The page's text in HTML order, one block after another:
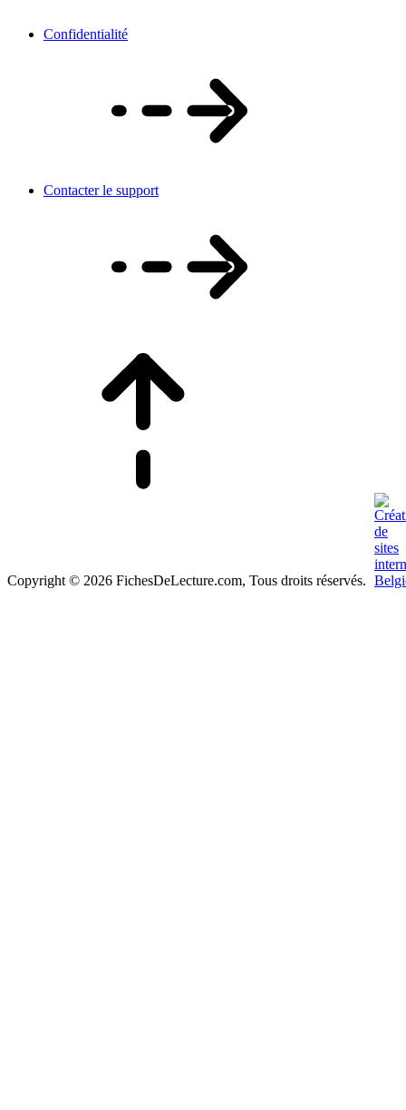
Confidentialité
Contacter le support
Copyright © 2026 FichesDeLecture.com, Tous droits réservés.